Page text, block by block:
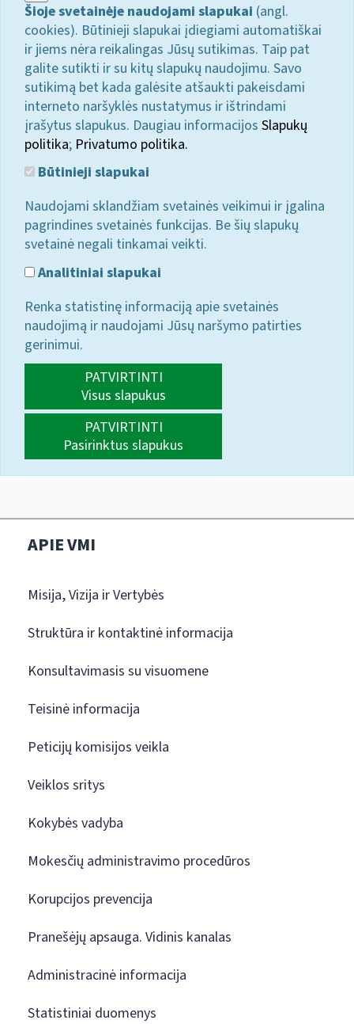
Šioje svetainėje naudojami slapukai (angl.
cookies). Būtinieji slapukai įdiegiami automatiškai
ir jiems nėra reikalingas Jūsų sutikimas. Taip pat
galite sutikti ir su kitų slapukų naudojimu. Savo
sutikimą bet kada galėsite atšaukti pakeisdami
interneto naršyklės nustatymus ir ištrindami
įrašytus slapukus. Daugiau informacijos Slapukų
politika; Privatumo politika.
Būtinieji slapukai
Naudojami sklandžiam svetainės veikimui ir įgalina
pagrindines svetainės funkcijas. Be šių slapukų
svetainė negali tinkamai veikti.
Analitiniai slapukai
Renka statistinę informaciją apie svetainės
naudojimą ir naudojami Jūsų naršymo patirties
gerinimui.
PATVIRTINTI
Visus slapukus
PATVIRTINTI
Pasirinktus slapukus
APIE VMI
Misija, Vizija ir Vertybės
Struktūra ir kontaktinė informacija
Konsultavimasis su visuomene
Teisinė informacija
Peticijų komisijos veikla
Veiklos sritys
Kokybės vadyba
Mokesčių administravimo procedūros
Korupcijos prevencija
Pranešėjų apsauga. Vidinis kanalas
Administracinė informacija
Statistiniai duomenys